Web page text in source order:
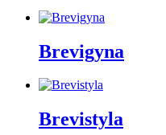
Brevigyna
Brevistyla